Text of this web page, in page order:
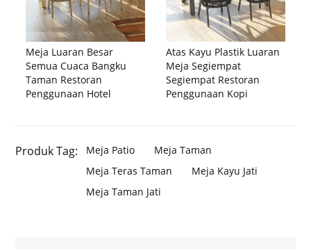
Meja Luaran Besar
Semua Cuaca Bangku
Taman Restoran
Penggunaan Hotel
Atas Kayu Plastik Luaran
Meja Segiempat
Segiempat Restoran
Penggunaan Kopi
Produk Tag: Meja Patio
Meja Taman
Meja Teras Taman
Meja Kayu Jati
Meja Taman Jati